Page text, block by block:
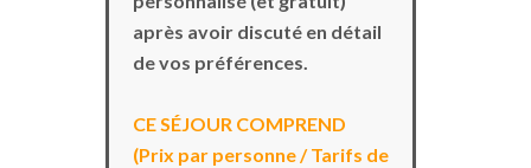
après avoir discuté en détail
de vos préférences.
CE SÉJOUR COMPREND
(Prix par personne / Tarifs de